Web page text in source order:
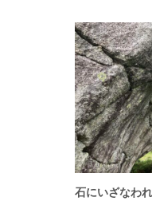
石にいざなわ